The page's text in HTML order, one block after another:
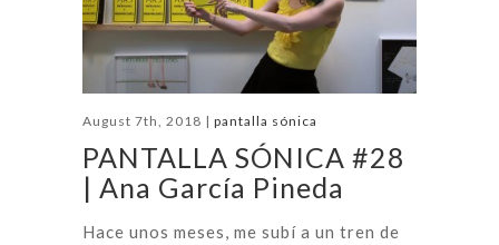
August 7th, 2018 | pantalla sónica
PANTALLA SÓNICA #28
| Ana García Pineda
Hace unos meses, me subí a un tren de